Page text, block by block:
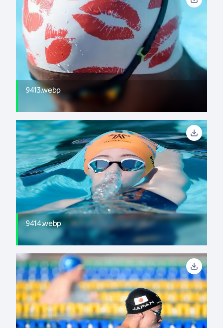
9413.webp
9414.webp